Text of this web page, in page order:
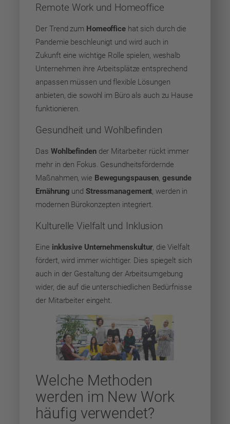
Remote Work und Homeoffice
Der Trend zum Homeofficehat sich durch die
Pandemie beschleunigt und wird auch in
Zukunft eine wichtige Rolle spielen, weshalb
Unternehmen ihre Arbeitsplätze entsprechend
anpassen müssen und flexible Lösungen
anbieten, die sowohl im Büro als auch zu Hause
funktionieren.
Gesundheit und Wohlbefinden
Das Wohlbefindender Mitarbeiter rückt immer
mehr in den Fokus. Gesundheitsfördernde
Maßnahmen, wie Bewegungspausen,gesunde
Ernährung und Stressmanagement, werden in
modernen Bürokonzepten integriert.
Kulturelle Vielfalt und Inklusion
Eine inklusive Unternehmenskultur, die Vielfalt
fördert, wird immer wichtiger. Dies spiegelt sich
auch in der Gestaltung der Arbeitsumgebung
wider, die auf die unterschiedlichen Bedürfnisse
der Mitarbeiter eingeht.
Welche Methoden
werden im New Work
häufig verwendet?